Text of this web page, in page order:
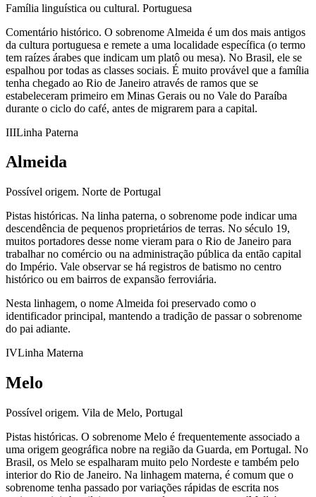
Família linguística ou cultural. Portuguesa
Comentário histórico. O sobrenome Almeida é um dos mais antigos
da cultura portuguesa e remete a uma localidade específica (o termo
tem raízes árabes que indicam um platô ou mesa). No Brasil, ele se
espalhou por todas as classes sociais. É muito provável que a família
tenha chegado ao Rio de Janeiro através de ramos que se
estabeleceram primeiro em Minas Gerais ou no Vale do Paraíba
durante o ciclo do café, antes de migrarem para a capital.
IIILinha Paterna
Almeida
Possível origem. Norte de Portugal
Pistas históricas. Na linha paterna, o sobrenome pode indicar uma
descendência de pequenos proprietários de terras. No século 19,
muitos portadores desse nome vieram para o Rio de Janeiro para
trabalhar no comércio ou na administração pública da então capital
do Império. Vale observar se há registros de batismo no centro
histórico ou em bairros de expansão ferroviária.
Nesta linhagem, o nome Almeida foi preservado como o
identificador principal, mantendo a tradição de passar o sobrenome
do pai adiante.
IVLinha Materna
Melo
Possível origem. Vila de Melo, Portugal
Pistas históricas. O sobrenome Melo é frequentemente associado a
uma origem geográfica nobre na região da Guarda, em Portugal. No
Brasil, os Melo se espalharam muito pelo Nordeste e também pelo
interior do Rio de Janeiro. Na linhagem materna, é comum que o
sobrenome tenha passado por variações rápidas de escrita nos